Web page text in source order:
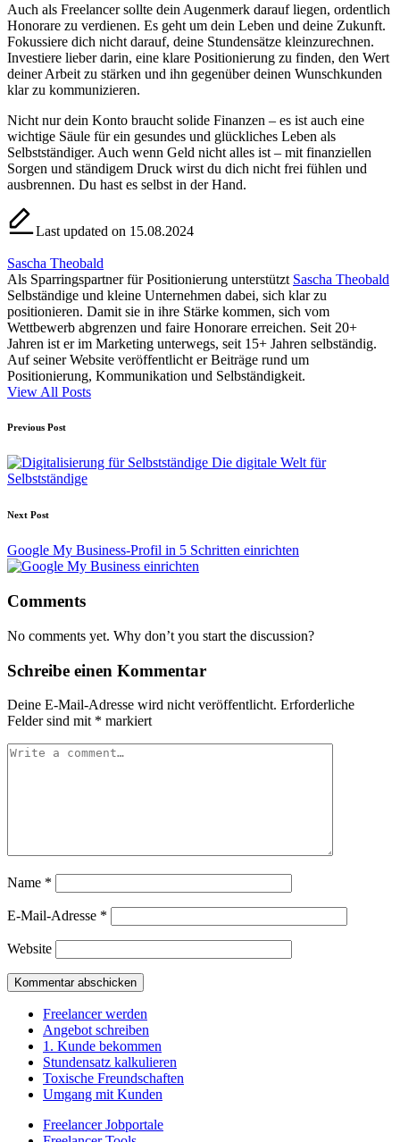
Auch als Freelancer sollte dein Augenmerk darauf liegen, ordentlich
Honorare zu verdienen. Es geht um dein Leben und deine Zukunft.
Fokussiere dich nicht darauf, deine Stundensätze kleinzurechnen.
Investiere lieber darin, eine klare Positionierung zu finden, den Wert
deiner Arbeit zu stärken und ihn gegenüber deinen Wunschkunden
klar zu kommunizieren.
Nicht nur dein Konto braucht solide Finanzen – es ist auch eine
wichtige Säule für ein gesundes und glückliches Leben als
Selbstständiger. Auch wenn Geld nicht alles ist – mit finanziellen
Sorgen und ständigem Druck wirst du dich nicht frei fühlen und
ausbrennen. Du hast es selbst in der Hand.
Last updated on 15.08.2024
Sascha Theobald
Als Sparringspartner für Positionierung unterstützt Sascha Theobald
Selbständige und kleine Unternehmen dabei, sich klar zu
positionieren. Damit sie in ihre Stärke kommen, sich vom
Wettbewerb abgrenzen und faire Honorare erreichen. Seit 20+
Jahren ist er im Marketing unterwegs, seit 15+ Jahren selbständig.
Auf seiner Website veröffentlicht er Beiträge rund um
Positionierung, Kommunikation und Selbständigkeit.
View All Posts
Post
navigation
Previous Post
Die digitale Welt für
Selbstständige
Next Post
Google My Business-Profil in 5 Schritten einrichten
Comments
No comments yet. Why don’t you start the discussion?
Schreibe einen Kommentar
Deine E-Mail-Adresse wird nicht veröffentlicht. Erforderliche
Felder sind mit * markiert
Name *
E-Mail-Adresse *
Website
Freelancer werden
Angebot schreiben
1. Kunde bekommen
Stundensatz kalkulieren
Toxische Freundschaften
Umgang mit Kunden
Freelancer Jobportale